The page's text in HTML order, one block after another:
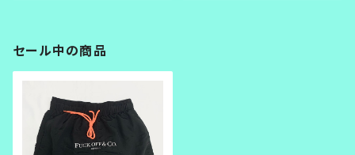
セール中の商品